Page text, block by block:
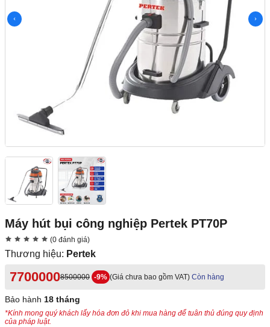
Máy hút bụi công nghiệp Pertek PT70P
(0 đánh giá)
Thương hiệu: Pertek
77000008500000 -9% (Giá chưa bao gồm VAT) Còn hàng
Bảo hành 18 tháng
*Kính mong quý khách lấy hóa đơn đỏ khi mua hàng để tuân thủ đúng quy định
của pháp luật.